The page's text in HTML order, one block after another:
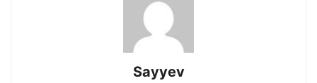
Sayyev